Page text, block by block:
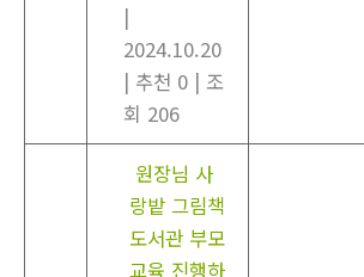
|
2024.10.20
| 추천 0 | 조
회 206
원장님 사
랑밭 그림책
도서관 부모
교육 진행하